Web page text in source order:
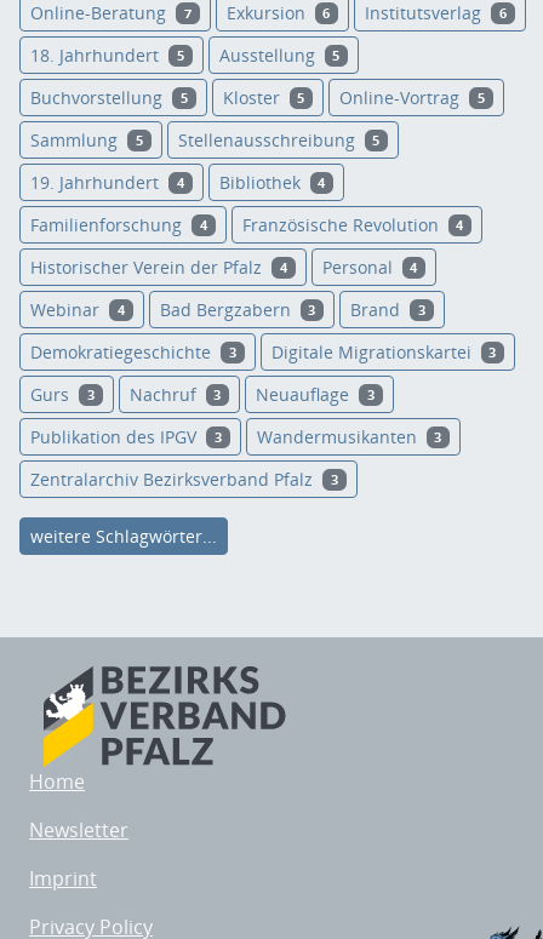
Online-Beratung 7 Exkursion 6 Institutsverlag 6
18. Jahrhundert 5 Ausstellung 5
Buchvorstellung 5 Kloster 5 Online-Vortrag 5
Sammlung 5 Stellenausschreibung 5
19. Jahrhundert 4 Bibliothek 4
Familienforschung 4 Französische Revolution 4
Historischer Verein der Pfalz 4 Personal 4
Webinar 4 Bad Bergzabern 3 Brand 3
Demokratiegeschichte 3 Digitale Migrationskartei 3
Gurs 3 Nachruf 3 Neuauflage 3
Publikation des IPGV 3 Wandermusikanten 3
Zentralarchiv Bezirksverband Pfalz 3
weitere Schlagwörter...
Home
Newsletter
Imprint
Privacy Policy